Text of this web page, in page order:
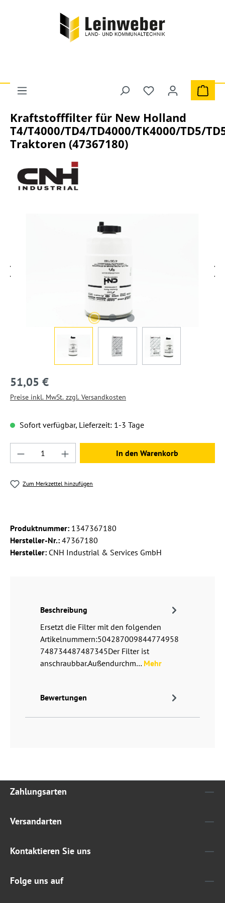
Zum Hauptinhalt springen
Du hast 0 Produkte
Traktoren Kraftstofffilter
Kraftstofffilter für New Holland
T4/T4000/TD4/TD4000/TK4000/TD5/
Traktoren (47367180)
Bildergalerie überspringen
51,05 €
Preise inkl. MwSt. zzgl. Versandkosten
Sofort verfügbar, Lieferzeit: 1-3 Tage
Produkt Anzahl: Gib den gewünschten
In den Warenkorb
Zum Merkzettel hinzufügen
Produktnummer: 1347367180
Hersteller-Nr.: 47367180
Hersteller: CNH Industrial & Services GmbH
Beschreibung
Ersetzt die Filter mit den folgenden
Artikelnummern:504287009844774958
748734487487345Der Filter ist
anschraubbar.Außendurchm… Mehr
Bewertungen
Zahlungsarten
Versandarten
Kontaktieren Sie uns
Folge uns auf